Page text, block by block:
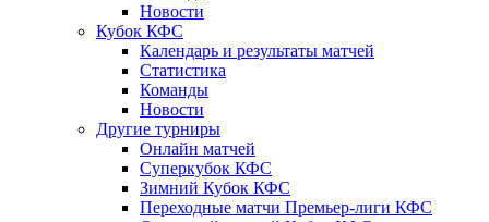
Новости
Кубок КФС
Календарь и результаты матчей
Статистика
Команды
Новости
Другие турниры
Онлайн матчей
Суперкубок КФС
Зимний Кубок КФС
Переходные матчи Премьер-лиги КФС